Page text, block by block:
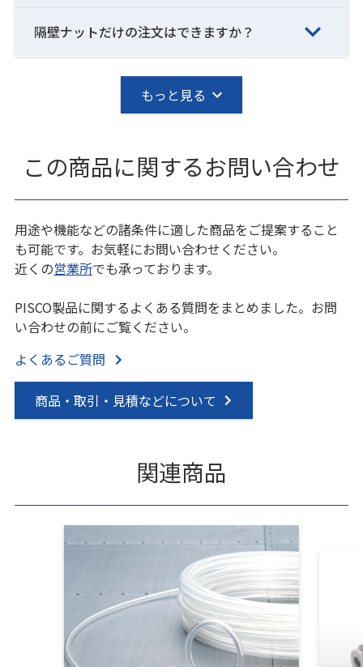
隔壁ナットだけの注文はできますか？
もっと見る
この商品に関するお問い合わせ
用途や機能などの諸条件に適した商品をご提案すること
も可能です。お気軽にお問い合わせください。
近くの営業所でも承っております。
PISCO製品に関するよくある質問をまとめました。お問
い合わせの前にご覧ください。
よくあるご質問
商品・取引・見積などについて
関連商品